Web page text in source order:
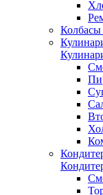
Колбасы